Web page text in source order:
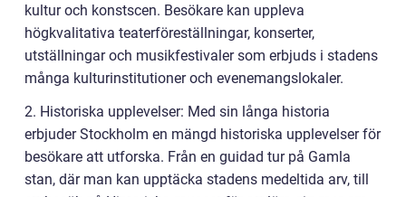
kultur och konstscen. Besökare kan uppleva
högkvalitativa teaterföreställningar, konserter,
utställningar och musikfestivaler som erbjuds i stadens
många kulturinstitutioner och evenemangslokaler.
2. Historiska upplevelser: Med sin långa historia
erbjuder Stockholm en mängd historiska upplevelser för
besökare att utforska. Från en guidad tur på Gamla
stan, där man kan upptäcka stadens medeltida arv, till